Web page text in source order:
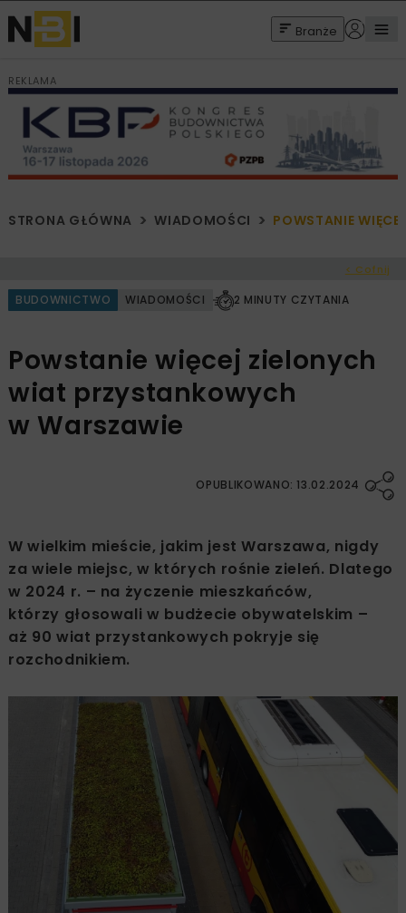
Branże
REKLAMA
STRONA GŁÓWNA WIADOMOŚCI POWSTANIE
< Cofnij
BUDOWNICTWO WIADOMOŚCI 2 MINUTY CZYTANIA
Powstanie więcej zielonych
wiat przystankowych
w Warszawie
OPUBLIKOWANO: 13.02.2024
W wielkim mieście, jakim jest Warszawa, nigdy
za wiele miejsc, w których rośnie zieleń. Dlatego
w 2024 r. – na życzenie mieszkańców,
którzy głosowali w budżecie obywatelskim –
aż 90 wiat przystankowych pokryje się
rozchodnikiem.